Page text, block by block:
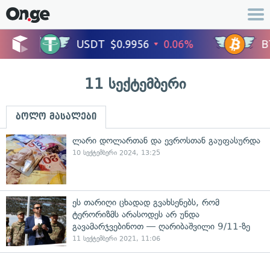
11 სექტემბერი
ბოლო მასალები
ლარი დოლართან და ევროსთან გაუფასურდა
10 სექტემბერი 2024, 13:25
ეს თარიღი ცხადად გვახსენებს, რომ
ტერორიზმს არასოდეს არ უნდა
გავამარჯვებინოთ — ღარიბაშვილი 9/11-ზე
11 სექტემბერი 2021, 11:06